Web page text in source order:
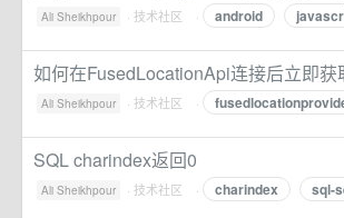
Ali Sheikhpour · 技术社区 · android
如何在FusedLocationApi连接后立即获
Ali Sheikhpour · 技术社区 ·
SQL charindex返回0
Ali Sheikhpour · 技术社区 · charindex sql-